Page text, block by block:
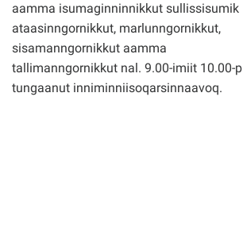
aamma isumaginninnikkut sullissisumik
ataasinngornikkut, marlunngornikkut,
sisamanngornikkut aamma
tallimanngornikkut nal. 9.00-imiit 10.00-p
tungaanut inniminniisoqarsinnaavoq.